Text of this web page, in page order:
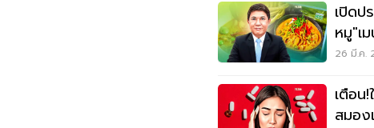
เปิดป
หมู"เ
26 มี.ค.
เตือน
สมอง